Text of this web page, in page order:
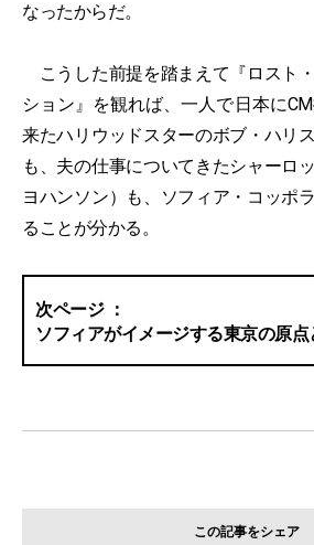
なったからだ。
こうした前提を踏まえて『ロスト
ション』を観れば、一人で日本に
来たハリウッドスターのボブ・ハリ
も、夫の仕事についてきたシャーロ
ヨハンソン）も、ソフィア・コッポ
ることが分かる。
ソフィアがイメージする東京の原点
この記事をシェア